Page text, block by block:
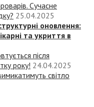
Сучасне
25.04.2025
оновлення:
та укриття в
після
року! 24.04.2025
світло